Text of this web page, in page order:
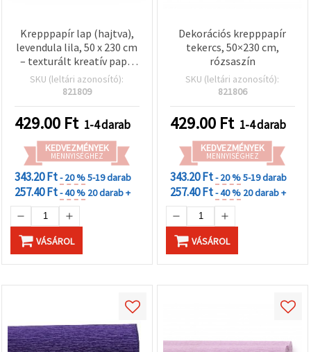
Krepppapír lap (hajtva),
levendula lila, 50 x 230 cm
– texturált kreatív papír
DIY-hoz,
virágkötészethez,
ajándékcsomagoláshoz
és parti dekorációhoz
SKU (leltári azonosító):
821809
429.00 Ft 1-4 darab
KEDVEZMÉNYEK
MENNYISÉGHEZ
343.20 Ft- 20 %5-19 darab
257.40 Ft- 40 % 20 darab +
VÁSÁROL
Dekorációs krepppapír
tekercs, 50×230 cm,
rózsaszín
SKU (leltári azonosító):
821806
429.00 Ft 1-4 darab
KEDVEZMÉNYEK
MENNYISÉGHEZ
343.20 Ft- 20 %5-19 darab
257.40 Ft- 40 % 20 darab +
VÁSÁROL